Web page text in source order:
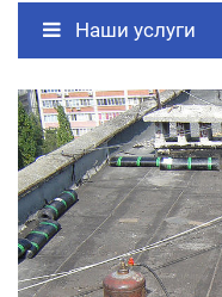
Наши услуги